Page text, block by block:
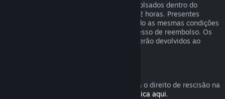
Presentes não ativados podem ser reembolsados dentro do
período de reembolso normal de 14 dias/2 horas. Presentes
ativados podem ser reembolsados segundo as mesmas condições
se o recipiente do presente iniciar o processo de reembolso. Os
fundos usados para comprar o presente serão devolvidos ao
Para uma explicação sobre como funciona o direito de rescisão na
clica aqui.